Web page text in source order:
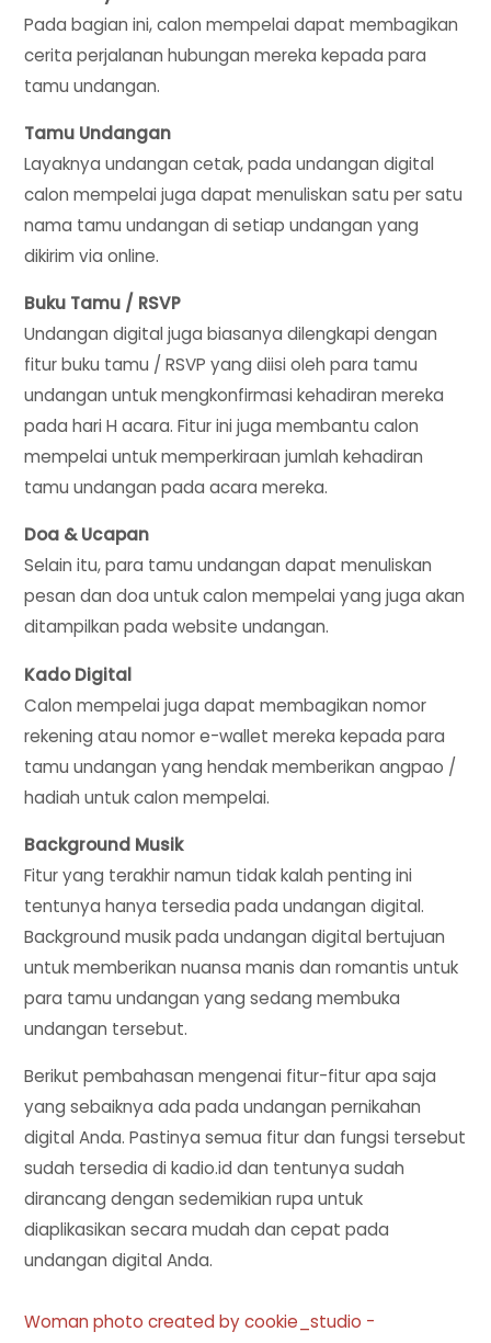
Pada bagian ini, calon mempelai dapat membagikan
cerita perjalanan hubungan mereka kepada para
tamu undangan.
Tamu Undangan
Layaknya undangan cetak, pada undangan digital
calon mempelai juga dapat menuliskan satu per satu
nama tamu undangan di setiap undangan yang
dikirim via online.
Buku Tamu / RSVP
Undangan digital juga biasanya dilengkapi dengan
fitur buku tamu / RSVP yang diisi oleh para tamu
undangan untuk mengkonfirmasi kehadiran mereka
pada hari H acara. Fitur ini juga membantu calon
mempelai untuk memperkiraan jumlah kehadiran
tamu undangan pada acara mereka.
Doa & Ucapan
Selain itu, para tamu undangan dapat menuliskan
pesan dan doa untuk calon mempelai yang juga akan
ditampilkan pada website undangan.
Kado Digital
Calon mempelai juga dapat membagikan nomor
rekening atau nomor e-wallet mereka kepada para
tamu undangan yang hendak memberikan angpao /
hadiah untuk calon mempelai.
Background Musik
Fitur yang terakhir namun tidak kalah penting ini
tentunya hanya tersedia pada undangan digital.
Background musik pada undangan digital bertujuan
untuk memberikan nuansa manis dan romantis untuk
para tamu undangan yang sedang membuka
undangan tersebut.
Berikut pembahasan mengenai fitur-fitur apa saja
yang sebaiknya ada pada undangan pernikahan
digital Anda. Pastinya semua fitur dan fungsi tersebut
sudah tersedia di kadio.id dan tentunya sudah
dirancang dengan sedemikian rupa untuk
diaplikasikan secara mudah dan cepat pada
undangan digital Anda.
Woman photo created by cookie_studio -